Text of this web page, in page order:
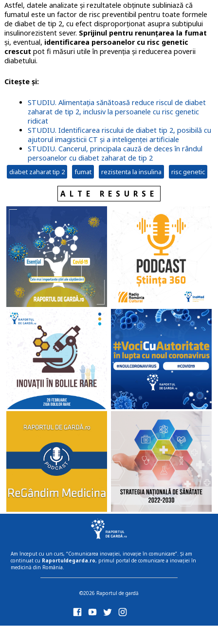
Astfel, datele analizate și rezultatele obținute subliniază că
fumatul este un factor de risc preventibil pentru toate formele
de diabet de tip 2, cu efect disproporţionat asupra subtipului
insulinorezistent sever. Sprijinul pentru renunţarea la fumat
şi, eventual, identificarea persoanelor cu risc genetic
crescut pot fi măsuri utile în prevenţia și reducerea poverii
diabetului.
Citește și:
STUDIU. Alimentaţia sănătoasă reduce riscul de diabet
zaharat de tip 2, inclusiv la persoanele cu risc genetic
ridicat
STUDIU. Identificarea riscului de diabet tip 2, posibilă cu
ajutorul imagisticii CT și a inteligenței artificiale
STUDIU. Cancerul, principala cauză de deces în rândul
persoanelor cu diabet zaharat de tip 2
diabet zaharat tip 2 fumat rezistenta la insulina risc genetic
ALTE RESURSE
Am început cu un curs, “Comunicarea inovației, inovație în comunicare”. Și am
continuat cu Raportuldegarda.ro, primul portal de comunicare a inovației în
medicină din România.
©2026 Raportul de gardă